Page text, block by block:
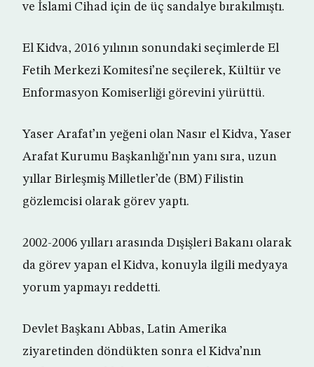
ve İslami Cihad için de üç sandalye bırakılmıştı.
El Kidva, 2016 yılının sonundaki seçimlerde El
Fetih Merkezi Komitesi’ne seçilerek, Kültür ve
Enformasyon Komiserliği görevini yürüttü.
Yaser Arafat’ın yeğeni olan Nasır el Kidva, Yaser
Arafat Kurumu Başkanlığı’nın yanı sıra, uzun
yıllar Birleşmiş Milletler’de (BM) Filistin
gözlemcisi olarak görev yaptı.
2002-2006 yılları arasında Dışişleri Bakanı olarak
da görev yapan el Kidva, konuyla ilgili medyaya
yorum yapmayı reddetti.
Devlet Başkanı Abbas, Latin Amerika
ziyaretinden döndükten sonra el Kidva’nın